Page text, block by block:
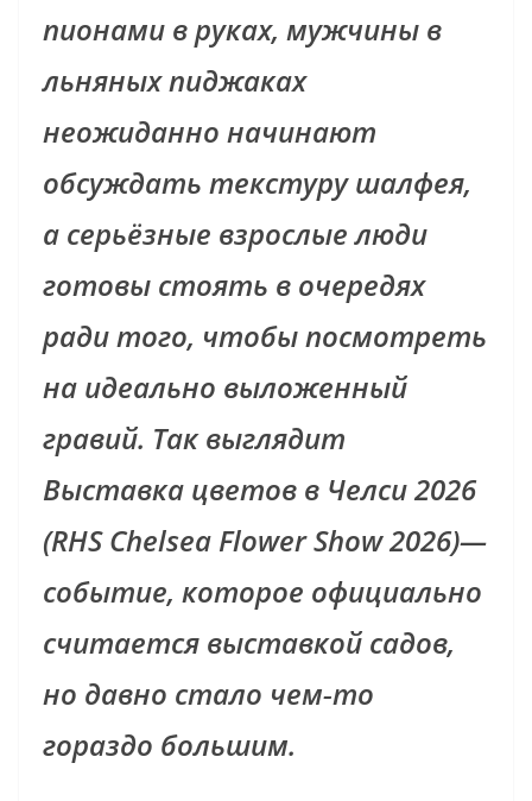
пионами в руках, мужчины в
льняных пиджаках
неожиданно начинают
обсуждать текстуру шалфея,
а серьёзные взрослые люди
готовы стоять в очередях
ради того, чтобы посмотреть
на идеально выложенный
гравий. Так выглядит
Выставка цветов в Челси 2026
(RHS Chelsea Flower Show 2026)—
событие, которое официально
считается выставкой садов,
но давно стало чем‑то
гораздо большим.